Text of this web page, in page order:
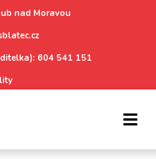
nad Moravou
604 541 151